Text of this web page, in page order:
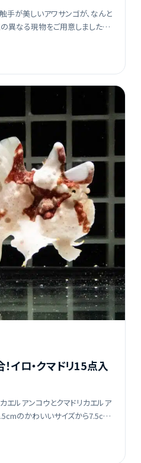
手が美しいアワサンゴが、なんと
異なる現物をご用意しましたの
さをプラスしてくれ […]
イロ・クマドリ15点入
エルアンコウとクマドリカエルア
のかわいいサイズから7.5cm
愛嬌た […]